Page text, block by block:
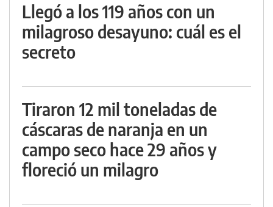
Llegó a los 119 años con un
milagroso desayuno: cuál es el
secreto
Tiraron 12 mil toneladas de
cáscaras de naranja en un
campo seco hace 29 años y
floreció un milagro